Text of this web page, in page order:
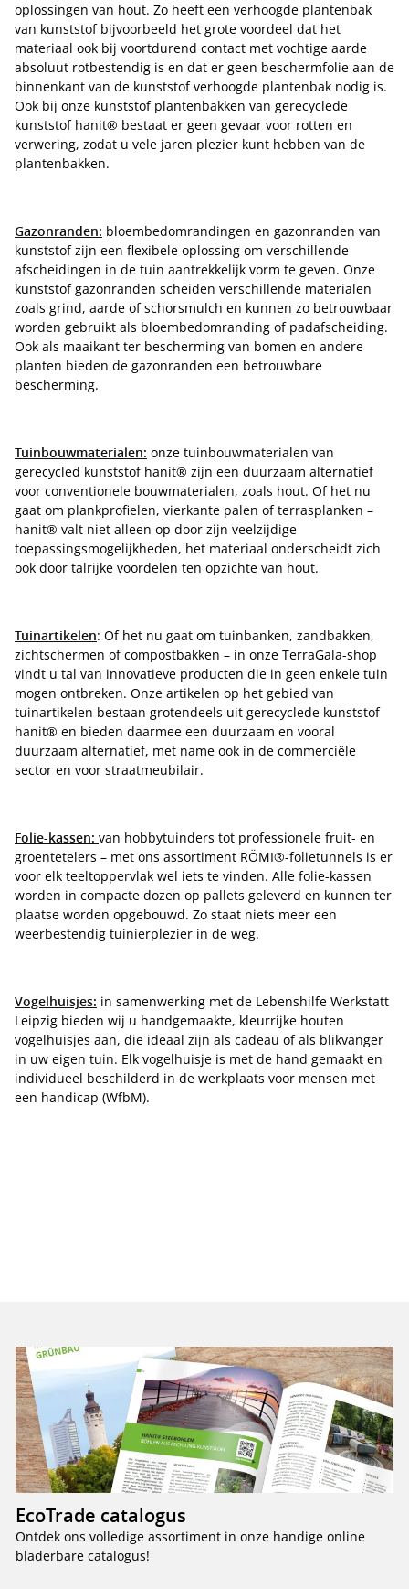
oplossingen van hout. Zo heeft een verhoogde plantenbak
van kunststof bijvoorbeeld het grote voordeel dat het
materiaal ook bij voortdurend contact met vochtige aarde
absoluut rotbestendig is en dat er geen beschermfolie aan de
binnenkant van de kunststof verhoogde plantenbak nodig is.
Ook bij onze kunststof plantenbakken van gerecyclede
kunststof hanit® bestaat er geen gevaar voor rotten en
verwering, zodat u vele jaren plezier kunt hebben van de
plantenbakken.
Gazonranden: bloembedomrandingen en gazonranden van
kunststof zijn een flexibele oplossing om verschillende
afscheidingen in de tuin aantrekkelijk vorm te geven. Onze
kunststof gazonranden scheiden verschillende materialen
zoals grind, aarde of schorsmulch en kunnen zo betrouwbaar
worden gebruikt als bloembedomranding of padafscheiding.
Ook als maaikant ter bescherming van bomen en andere
planten bieden de gazonranden een betrouwbare
bescherming.
Tuinbouwmaterialen: onze tuinbouwmaterialen van
gerecycled kunststof hanit® zijn een duurzaam alternatief
voor conventionele bouwmaterialen, zoals hout. Of het nu
gaat om plankprofielen, vierkante palen of terrasplanken –
hanit® valt niet alleen op door zijn veelzijdige
toepassingsmogelijkheden, het materiaal onderscheidt zich
ook door talrijke voordelen ten opzichte van hout.
Tuinartikelen: Of het nu gaat om tuinbanken, zandbakken,
zichtschermen of compostbakken – in onze TerraGala-shop
vindt u tal van innovatieve producten die in geen enkele tuin
mogen ontbreken. Onze artikelen op het gebied van
tuinartikelen bestaan grotendeels uit gerecyclede kunststof
hanit® en bieden daarmee een duurzaam en vooral
duurzaam alternatief, met name ook in de commerciële
sector en voor straatmeubilair.
Folie-kassen: van hobbytuinders tot professionele fruit- en
groentetelers – met ons assortiment RÖMI®-folietunnels is er
voor elk teeltoppervlak wel iets te vinden. Alle folie-kassen
worden in compacte dozen op pallets geleverd en kunnen ter
plaatse worden opgebouwd. Zo staat niets meer een
weerbestendig tuinierplezier in de weg.
Vogelhuisjes: in samenwerking met de Lebenshilfe Werkstatt
Leipzig bieden wij u handgemaakte, kleurrijke houten
vogelhuisjes aan, die ideaal zijn als cadeau of als blikvanger
in uw eigen tuin. Elk vogelhuisje is met de hand gemaakt en
individueel beschilderd in de werkplaats voor mensen met
een handicap (WfbM).
EcoTrade catalogus
Ontdek ons volledige assortiment in onze handige online
bladerbare catalogus!